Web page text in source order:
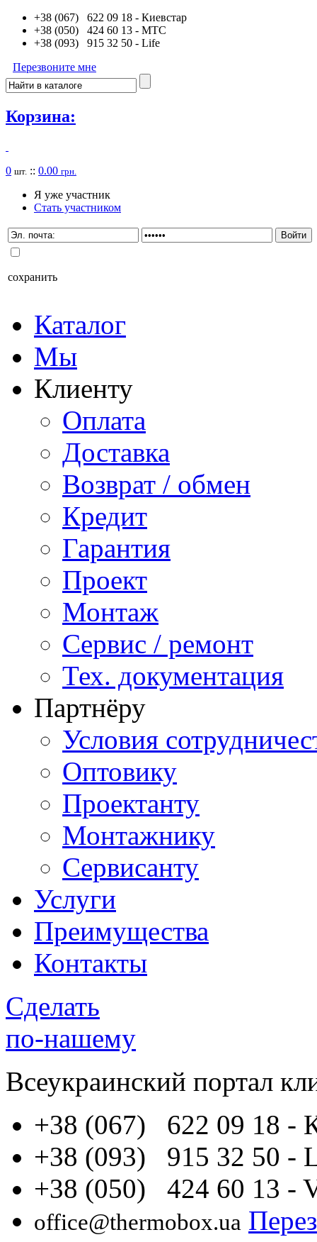
+38 (067) 622 09 18 - Киевстар
+38 (050) 424 60 13 - MTC
+38 (093) 915 32 50 - Life
Перезвоните мне
Корзина:
0 шт. :: 0.00 грн.
Я уже участник
Стать участником
сохранить
Каталог
Мы
Клиенту
Оплата
Доставка
Возврат / обмен
Кредит
Гарантия
Проект
Монтаж
Сервис / ремонт
Тех. документация
Партнёру
Условия
Оптовику
Проектанту
Монтажнику
Сервисанту
Услуги
Преимущества
Контакты
Сделать
по-нашему
Всеукраинский портал
+38 (067) 622 09 18 -
+38 (093) 915 32 50 -
+38 (050) 424 60 13 -
office@thermobox.ua